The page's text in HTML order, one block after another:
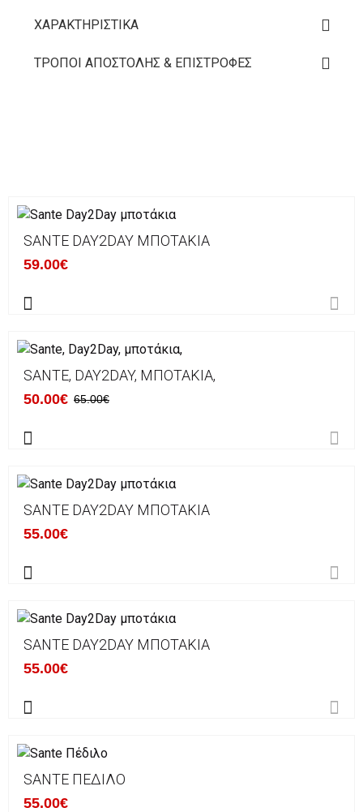
ΧΑΡΑΚΤΗΡΙΣΤΙΚΆ
ΤΡΌΠΟΙ ΑΠΟΣΤΟΛΉΣ & ΕΠΙΣΤΡΟΦΈΣ
SANTE DAY2DAY ΜΠΟΤΆΚΙΑ
59.00€
SANTE, DAY2DAY, ΜΠΟΤΆΚΙΑ,
50.00€ 65.00€
SANTE DAY2DAY ΜΠΟΤΆΚΙΑ
55.00€
SANTE DAY2DAY ΜΠΟΤΆΚΙΑ
55.00€
SANTE ΠΈΔΙΛΟ
55.00€